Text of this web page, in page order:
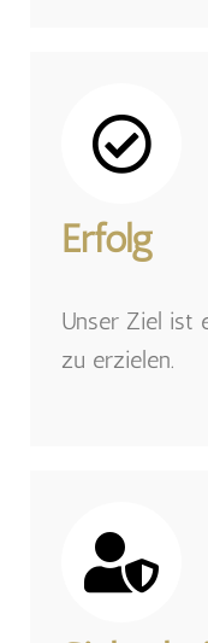
Erfolg
Unser Ziel ist
zu erzielen.